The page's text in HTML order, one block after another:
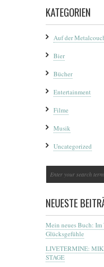
KATEGORIEN
Auf der
Bier
Bücher
Entertainment
Filme
Musik
Uncategorized
NEUESTE
Mein neues Buch: Im
Glücksgefühle
LIVETERMINE:
STAGE